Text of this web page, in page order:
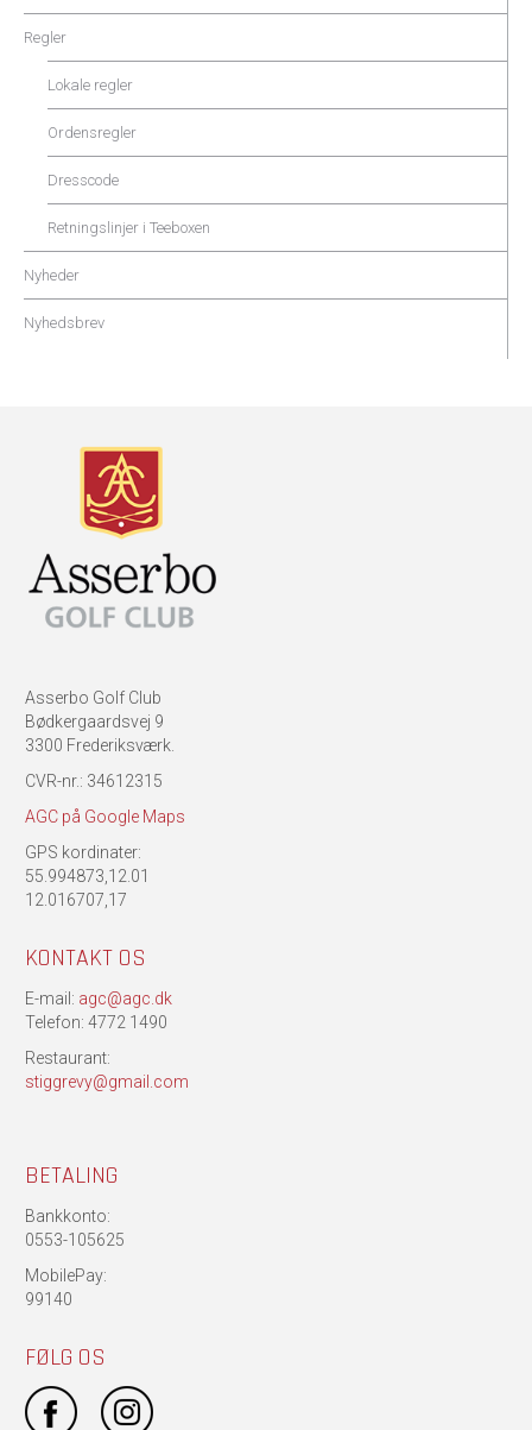
Regler
Lokale regler
Ordensregler
Dresscode
Retningslinjer i Teeboxen
Nyheder
Nyhedsbrev
Asserbo Golf Club
Bødkergaardsvej 9
3300 Frederiksværk.
CVR-nr.: 34612315
AGC på Google Maps
GPS kordinater:
55.994873,12.01
12.016707,17
KONTAKT OS
E-mail: agc@agc.dk
Telefon: 4772 1490
Restaurant:
stiggrevy@gmail.com
BETALING
Bankkonto:
0553-105625
MobilePay:
99140
FØLG OS